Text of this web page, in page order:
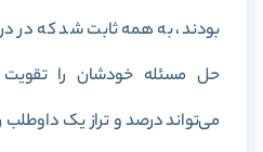
بودند، به همه ثابت شد که در
حل مسئله خودشان را
می‌تواند درصد و تراز یک داوطلب